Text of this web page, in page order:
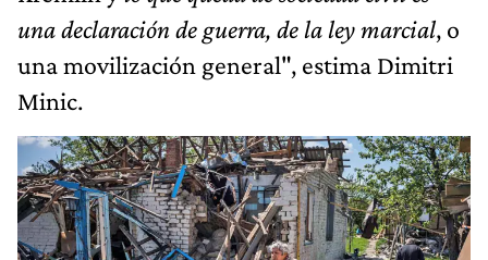
una declaración de guerra, de la ley marcial, o
una movilización general", estima Dimitri
Minic.